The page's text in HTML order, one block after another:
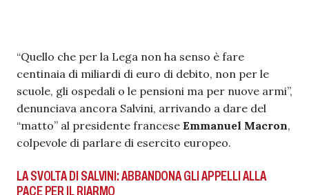
“Quello che per la Lega non ha senso è fare
centinaia di miliardi di euro di debito, non per le
scuole, gli ospedali o le pensioni ma per nuove armi”,
denunciava ancora Salvini, arrivando a dare del
“matto” al presidente francese Emmanuel Macron,
colpevole di parlare di esercito europeo.
LA SVOLTA DI SALVINI: ABBANDONA GLI APPELLI ALLA
PACE PER IL RIARMO